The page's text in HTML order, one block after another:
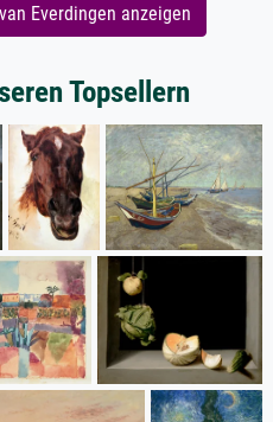
Everdingen anzeigen
Topsellern